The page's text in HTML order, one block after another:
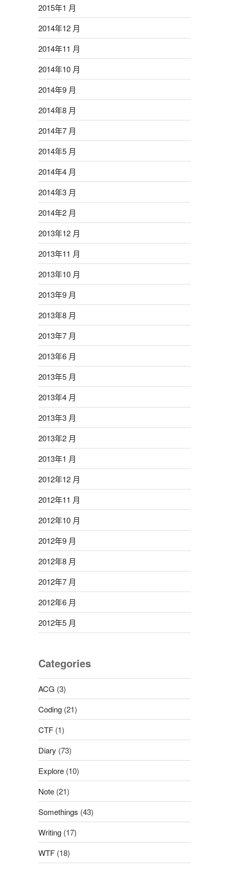
2015年1 月
2014年12 月
2014年11 月
2014年10 月
2014年9 月
2014年8 月
2014年7 月
2014年5 月
2014年4 月
2014年3 月
2014年2 月
2013年12 月
2013年11 月
2013年10 月
2013年9 月
2013年8 月
2013年7 月
2013年6 月
2013年5 月
2013年4 月
2013年3 月
2013年2 月
2013年1 月
2012年12 月
2012年11 月
2012年10 月
2012年9 月
2012年8 月
2012年7 月
2012年6 月
2012年5 月
Categories
ACG (3)
Coding(21)
CTF(1)
Diary (73)
Explore(10)
Note(21)
Somethings (43)
Writing(17)
WTF(18)